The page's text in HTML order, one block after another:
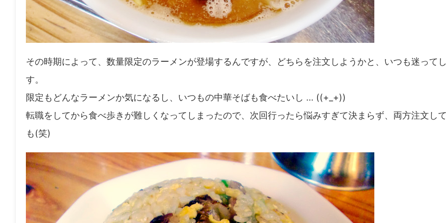
その時期によって、数量限定のラーメンが登場するんですが、どちらを注文しようかと、いつも迷って
す。
限定もどんなラーメンか気になるし、いつもの中華そばも食べたいし … ((+_+))
転職をしてから食べ歩きが難しくなってしまったので、次回行ったら悩みすぎて決まらず、両方注文し
も(笑)